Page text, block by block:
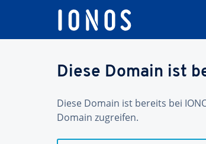
Diese Domain ist
Diese Domain ist bereits bei
Domain zugreifen.